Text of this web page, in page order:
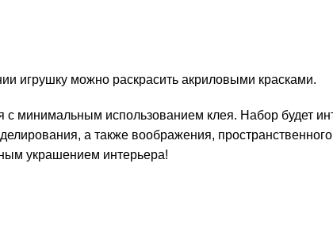
игрушку можно раскрасить акриловыми красками.
с минимальным использованием клея. Набор будет
а также воображения,
украшением интерьера!